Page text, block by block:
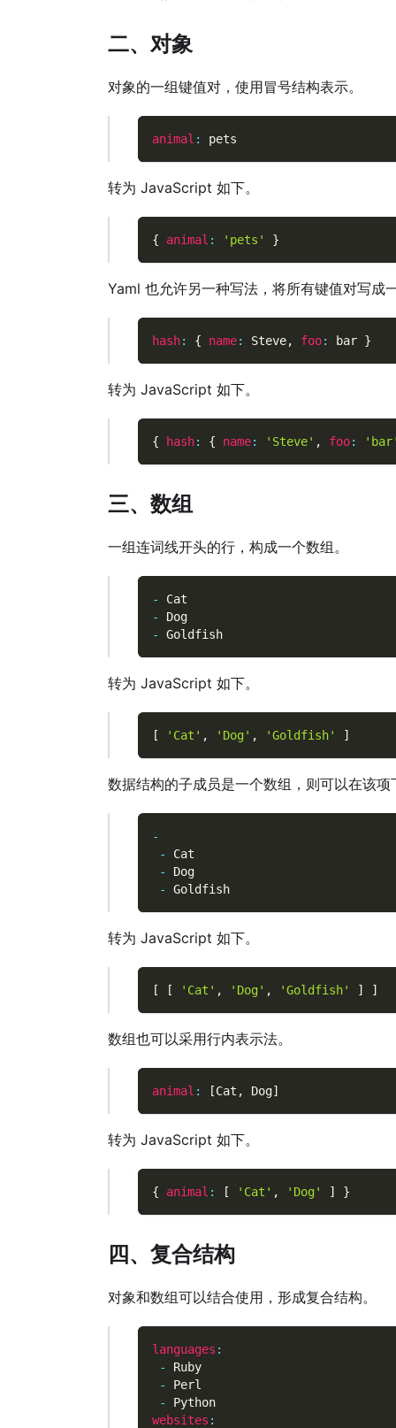
二、对象
对象的一组键值对，使用冒号结构表示。
animal : pets
转为 JavaScript 如下。
{ animal : 'pets' }
Yaml 也允许另一种写法，将所有键值对写成
hash: { name: Steve, foo: bar }
转为 JavaScript 如下。
{ hash: { name: 'Steve' , foo: 'bar'
三、数组
一组连词线开头的行，构成一个数组。
-
Cat
-
Dog
-
Goldfish
转为 JavaScript 如下。
[ 'Cat' , 'Dog' , 'Goldfish' ]
数据结构的子成员是一个数组，则可以在该项
-
-
Cat
-
Dog
-
Goldfish
转为 JavaScript 如下。
[ [ 'Cat' , 'Dog' , 'Goldfish' ] ]
数组也可以采用行内表示法。
animal : [Cat , Dog]
转为 JavaScript 如下。
{ animal : [ 'Cat' , 'Dog' ] }
四、复合结构
对象和数组可以结合使用，形成复合结构。
languages :
-
Ruby
-
Perl
-
Python
websites :